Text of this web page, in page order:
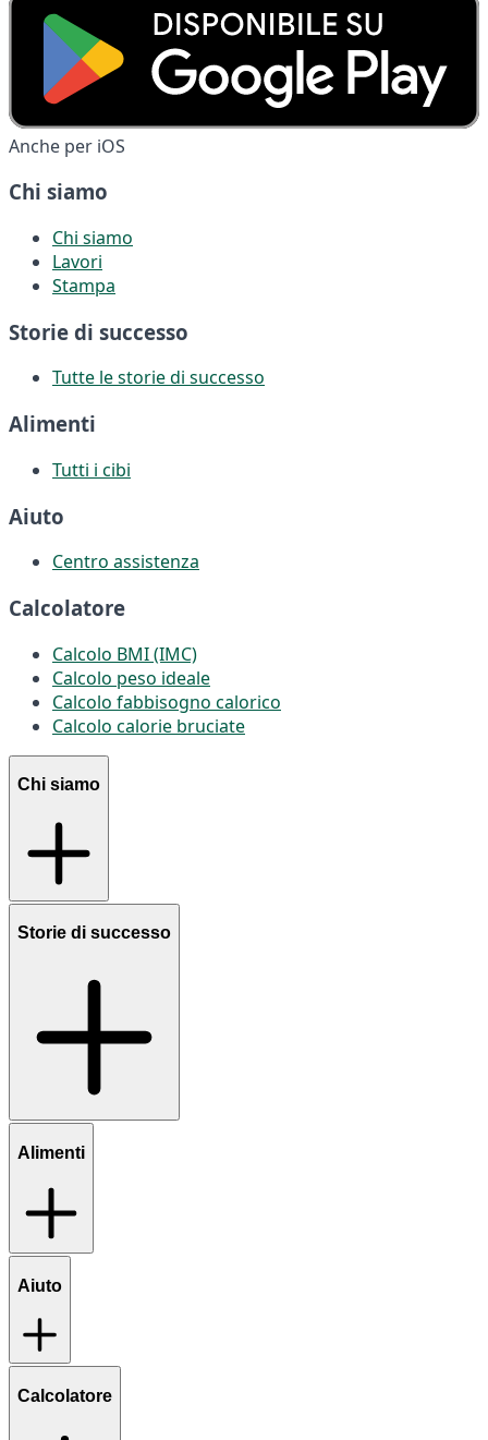
Anche per iOS
Chi siamo
Chi siamo
Lavori
Stampa
Storie di successo
Tutte le storie di successo
Alimenti
Tutti i cibi
Aiuto
Centro assistenza
Calcolatore
Calcolo BMI (IMC)
Calcolo peso ideale
Calcolo fabbisogno calorico
Calcolo calorie bruciate
Chi siamo
Storie di successo
Alimenti
Aiuto
Calcolatore